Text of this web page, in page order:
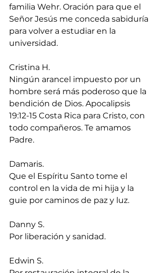
familia Wehr. Oración para que el
Señor Jesús me conceda sabiduría
para volver a estudiar en la
universidad.
Cristina H.
Ningún arancel impuesto por un
hombre será más poderoso que la
bendición de Dios. Apocalipsis
19:12-15 Costa Rica para Cristo, con
todo compañeros. Te amamos
Padre.
Damaris.
Que el Espíritu Santo tome el
control en la vida de mi hija y la
guie por caminos de paz y luz.
Danny S.
Por liberación y sanidad.
Edwin S.